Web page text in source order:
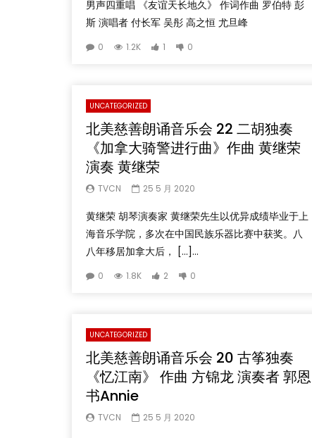
男声四重唱 《友谊天长地久》 作词作曲 罗伯特 彭
斯 演唱者 付长军 吴彤 高之恒 尤旦峰
0 1.2K 1 0
UNCATEGORIZED
北美慈善朗诵音乐会 22 二胡独奏
《加拿大骑警进行曲》作曲 黄继荣
演奏 黄继荣
TVCN 25 5 月 2020
黄继荣 胡琴演奏家 黄继荣先生以优异成绩毕业于上
海音乐学院，多次在中国民族乐器比赛中获奖。八
八年移居加拿大后， […]...
0 1.8K 2 0
UNCATEGORIZED
北美慈善朗诵音乐会 20 古筝独奏
《忆江南》 作曲 方锦龙 演奏者 郭恩
书Annie
TVCN 25 5 月 2020